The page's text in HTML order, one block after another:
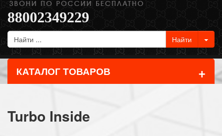
88002349229
КАТАЛОГ ТОВАРОВ +
Turbo Inside